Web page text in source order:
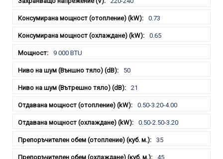
0.73
0.65
9 000 BTU
50
21
0.50-3.20-4.00
0.50-2.50-3.20
35
45